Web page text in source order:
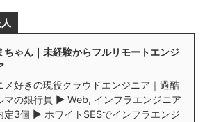
ちゃん｜未経験からフルリモートエンジ
メ好きの現役クラウドエンジニア｜過酷
マの銀行員 ▶︎ Web, インフラエンジニア
定3個 ▶︎ ホワイトSESでインフラエンジ